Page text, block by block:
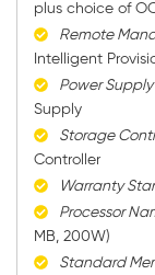
plus choice of
Remote
Intelligent
Power
Supply
Storage
Controller
Warranty
Processor
MB, 200W)
Standard